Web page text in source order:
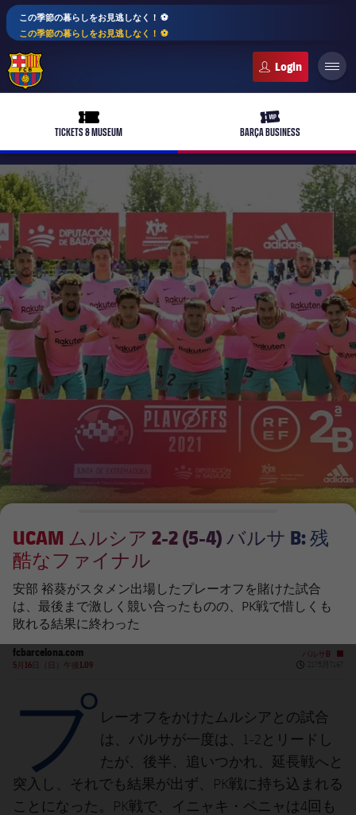
この季節の暮らしをお見逃しなく！ ⚽️
この季節の暮らしをお見逃しなく！ ⚽️
ticket-full
TICKETS & MUSEUM
ticket-vip
BARÇA BUSINESS
plusicon
label.aria.plus
バルサアカデミー
plusicon
label.aria.plus
10年毎
会長
レジェンド
監督
plusicon
label.aria.plus
プレスパス
Facilities
トップチーム
女子サッカー
plusicon
label.aria.plus
スケジュール
チケット
結果
順位表
バルサAtlètic
plusicon
label.aria.plus
スケジュール
チケット
結果
PLUSICON
LABEL.ARIA.PLUS
トップチーム
plusicon
label.aria.plus
スケジュール
チケット
結果
順位表
PLUSICON
LABEL.ARIA.PLUS
トップチーム
スケジュール
チケット
結果
順位表
PLUSICON
LABEL.ARIA.PLUS
トップチーム
plusicon
label.aria.plus
スケジュール
チケット
結果
順位表
PLUSICON
LABEL.ARIA.PLUS
スケジュール
チケット
結果
UCAM ムルシア 2-2 (5-4) バルサ B: 残
酷なファイナル
安部 裕葵がスタメン出場したプレーオフを賭けた試合
は、最後まで激しく競い合ったものの、PK戦で惜しくも
敗れる結果に終わった
fcbarcelona.com
5月16日（日）午後1.09
バルサB
プ レーオフをかけたムルシアとの試合
は、バルサが一度は、1-2とリードし
たが、後半、追いつかれ、延長戦へと
突入し、それでも結果が出ず、PK戦に持ち込まれる
ことになった。PK戦で、イニャキ・ペニャは4回も